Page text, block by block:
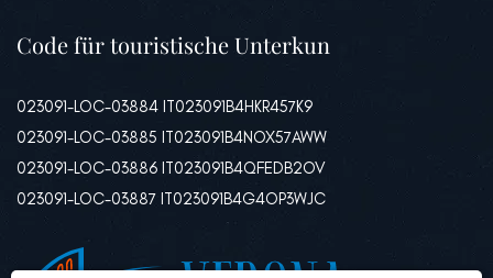
Code für touristische Unterkun
023091-LOC-03884 IT023091B4HKR457K9
023091-LOC-03885 IT023091B4NOX57AWW
023091-LOC-03886 IT023091B4QFEDB2OV
023091-LOC-03887 IT023091B4G4OP3WJC